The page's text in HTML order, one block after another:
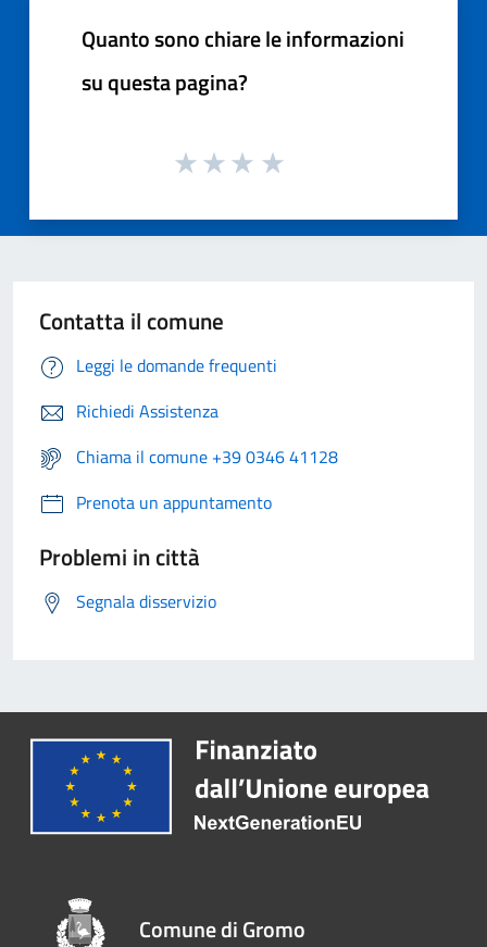
Quanto sono chiare le informazioni
su questa pagina?
Contatta il comune
Leggi le domande frequenti
Richiedi Assistenza
Chiama il comune +39 0346 41128
Prenota un appuntamento
Problemi in città
Segnala disservizio
Comune di Gromo